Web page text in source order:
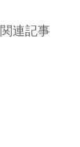
関連記事